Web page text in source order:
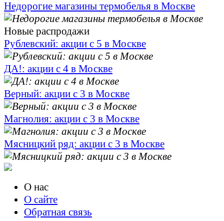
Недорогие магазины термобелья в Москве
Новые распродажи
Рублевский: акции с 5 в Москве
ДА!: акции с 4 в Москве
Верный: акции с 3 в Москве
Магнолия: акции с 3 в Москве
Мясницкий ряд: акции с 3 в Москве
О нас
О сайте
Обратная связь